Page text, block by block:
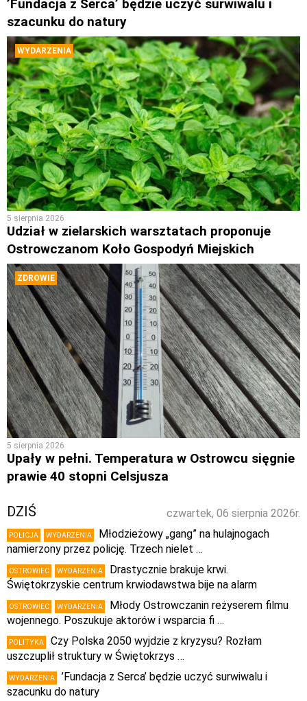
’Fundacja z Serca’ będzie uczyć surwiwalu i
szacunku do natury
WYDARZENIA
5 sierpnia 2026
Udział w zielarskich warsztatach proponuje
Ostrowczanom Koło Gospodyń Miejskich
ZDROWIE
5 sierpnia 2026
Upały w pełni. Temperatura w Ostrowcu sięgnie
prawie 40 stopni Celsjusza
czwartek, 06 sierpnia 2026r.
DZIŚ
POLICJA WYDARZENIA
Młodzieżowy „gang” na hulajnogach
namierzony przez policję. Trzech nielet …
OSTROWIEC WYDARZENIA
Drastycznie brakuje krwi.
Świętokrzyskie centrum krwiodawstwa bije na alarm
OSTROWIEC WYDARZENIA
Młody Ostrowczanin reżyserem filmu
wojennego. Poszukuje aktorów i wsparcia fi …
POLITYKA
Czy Polska 2050 wyjdzie z kryzysu? Rozłam
uszczuplił struktury w Świętokrzys …
WYDARZENIA
’Fundacja z Serca’ będzie uczyć surwiwalu i
szacunku do natury